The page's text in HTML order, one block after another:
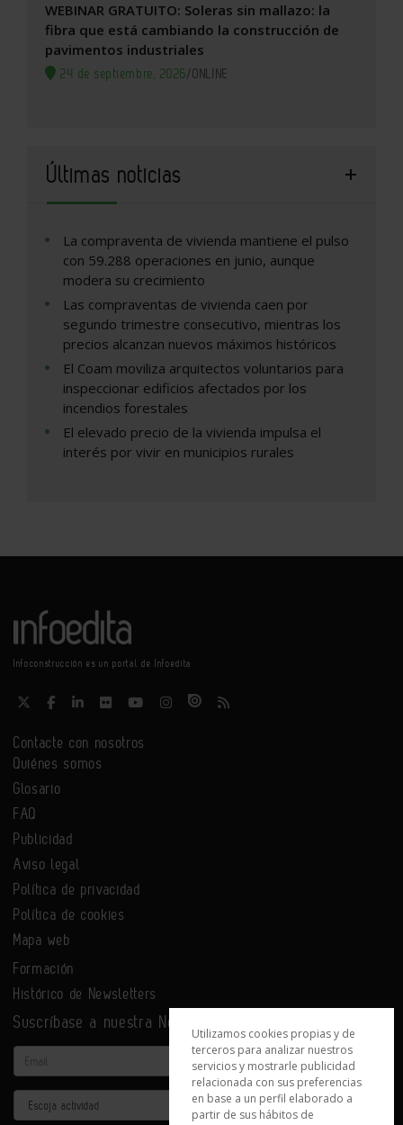
WEBINAR GRATUITO: Soleras sin mallazo: la
fibra que está cambiando la construcción de
pavimentos industriales
24 de septiembre, 2026/ONLINE
Últimas noticias
La compraventa de vivienda mantiene el pulso
con 59.288 operaciones en junio, aunque
modera su crecimiento
Las compraventas de vivienda caen por
segundo trimestre consecutivo, mientras los
precios alcanzan nuevos máximos históricos
El Coam moviliza arquitectos voluntarios para
inspeccionar edificios afectados por los
incendios forestales
El elevado precio de la vivienda impulsa el
interés por vivir en municipios rurales
Infoconstrucción es un portal de Infoedita
Contacte con nosotros
Quiénes somos
Glosario
FAQ
Publicidad
Aviso legal
Política de privacidad
Política de cookies
Mapa web
Formación
Histórico de Newsletters
Suscríbase a nuestra Newsletter
Email
Actividad
Utilizamos cookies propias y de
terceros para analizar nuestros
servicios y mostrarle publicidad
relacionada con sus preferencias
en base a un perfil elaborado a
partir de sus hábitos de